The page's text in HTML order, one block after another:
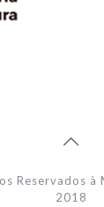
Reservados à
2018